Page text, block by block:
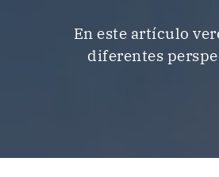
En este artículo
diferentes